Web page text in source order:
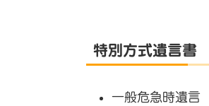
特別方式遺言書
一般危急時遺言